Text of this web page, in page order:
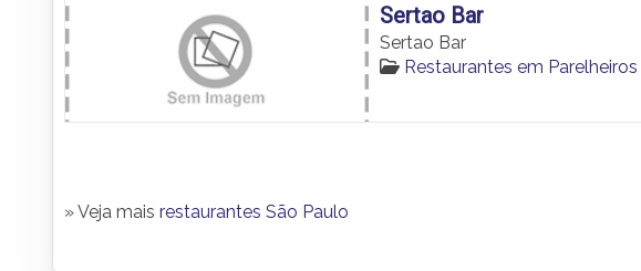
Sertao Bar
Sertao Bar
Restaurantes em Parelheiros
» Veja mais restaurantes São Paulo